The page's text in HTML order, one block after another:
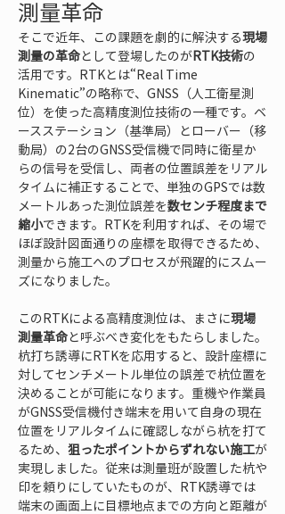
測量革命
そこで近年、この課題を劇的に解決する現場
測量の革命として登場したのがRTK技術の
活用です。RTKとは“Real Time
Kinematic”の略称で、GNSS（人工衛星測
位）を使った高精度測位技術の一種です。ベ
ースステーション（基準局）とローバー（移
動局）の2台のGNSS受信機で同時に衛星か
らの信号を受信し、両者の位置誤差をリアル
タイムに補正することで、単独のGPSでは数
メートルあった測位誤差を数センチ程度まで
縮小できます。RTKを利用すれば、その場で
ほぼ設計図面通りの座標を取得できるため、
測量から施工へのプロセスが飛躍的にスムー
ズになりました。
このRTKによる高精度測位は、まさに現場
測量革命と呼ぶべき変化をもたらしました。
杭打ち誘導にRTKを応用すると、設計座標に
対してセンチメートル単位の誤差で杭位置を
決めることが可能になります。重機や作業員
がGNSS受信機付き端末を用いて自身の現在
位置をリアルタイムに確認しながら杭を打て
るため、 狙ったポイントからずれない施工が
実現しました。従来は測量班が設置した杭や
印を頼りにしていたものが、RTK誘導では
端末の画面上に目標地点までの方向と距離が